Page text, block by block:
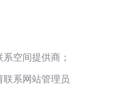
空间提供商；
联系网站管理员